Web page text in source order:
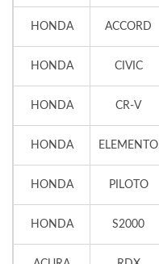
HONDA ACCORD
HONDA CIVIC
HONDA CR-V
HONDA ELEMENTO
HONDA PILOTO
HONDA S2000